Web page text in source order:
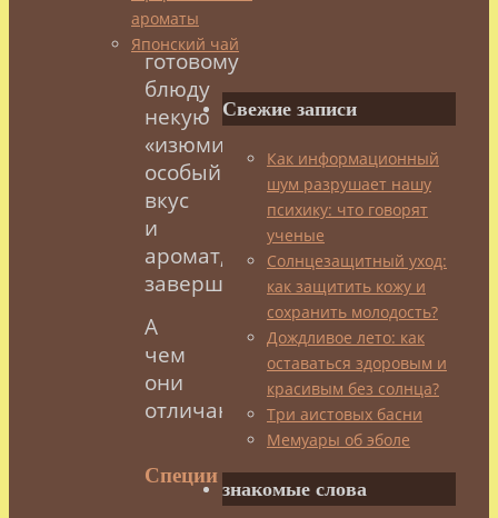
уже
готовому
блюду
некую
«изюминку»,
особый
вкус
и
аромат,
завершенность.
А
чем
они
отличаются?
Специи
ароматы
Японский чай
Свежие записи
Как информационный
шум разрушает нашу
психику: что говорят
ученые
Солнцезащитный уход:
как защитить кожу и
сохранить молодость?
Дождливое лето: как
оставаться здоровым и
красивым без солнца?
Три аистовых басни
Мемуары об эболе
знакомые слова